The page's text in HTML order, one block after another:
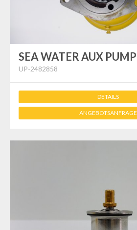
SEA WATER AUX PUMP
UP-2482858
DETAILS
ANGEBOTSANFRAGE